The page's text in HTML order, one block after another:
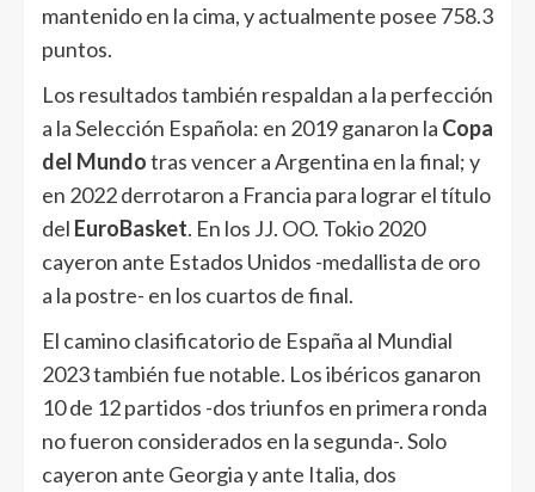
mantenido en la cima, y actualmente posee 758.3
puntos.
Los resultados también respaldan a la perfección
a la Selección Española: en 2019 ganaron la Copa
del Mundotras vencer a Argentina en la final; y
en 2022 derrotaron a Francia para lograr el título
del EuroBasket. En los JJ. OO. Tokio 2020
cayeron ante Estados Unidos -medallista de oro
a la postre- en los cuartos de final.
El camino clasificatorio de España al Mundial
2023 también fue notable. Los ibéricos ganaron
10 de 12 partidos -dos triunfos en primera ronda
no fueron considerados en la segunda-. Solo
cayeron ante Georgia y ante Italia, dos